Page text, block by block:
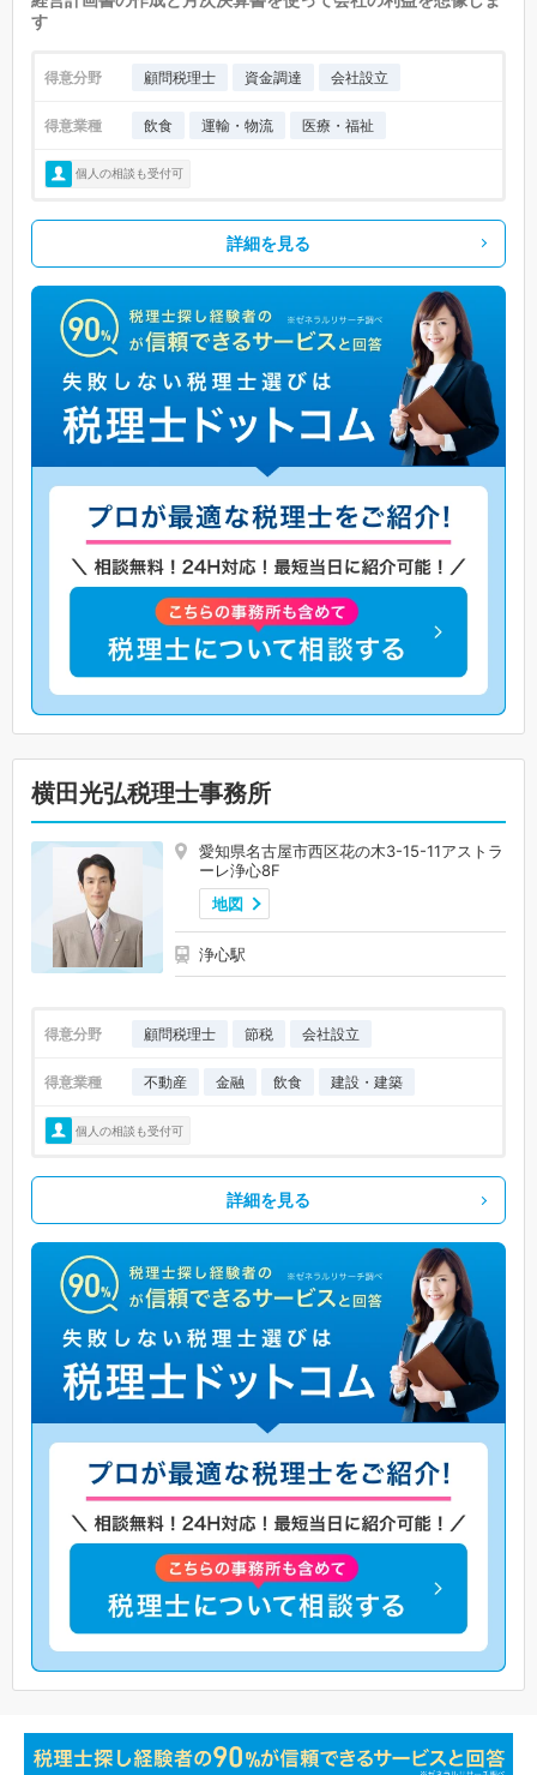
す
得意分野 顧問税理士 資金調達 会社設立
得意業種 飲食 運輸・物流 医療・福祉
個人の相談も受付可
詳細を見る
横田光弘税理士事務所
愛知県名古屋市西区花の木3-15-11アストラ
ーレ浄心8F
地図
浄心駅
得意分野 顧問税理士 節税 会社設立
得意業種 不動産 金融 飲食 建設・建築
個人の相談も受付可
詳細を見る